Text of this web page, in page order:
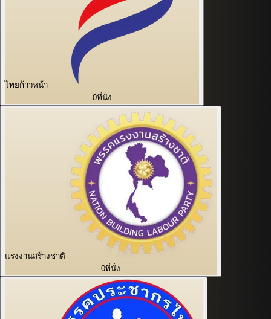
ไทยก้าวหน้า
0ที่นั่ง
แรงงานสร้างชาติ
0ที่นั่ง